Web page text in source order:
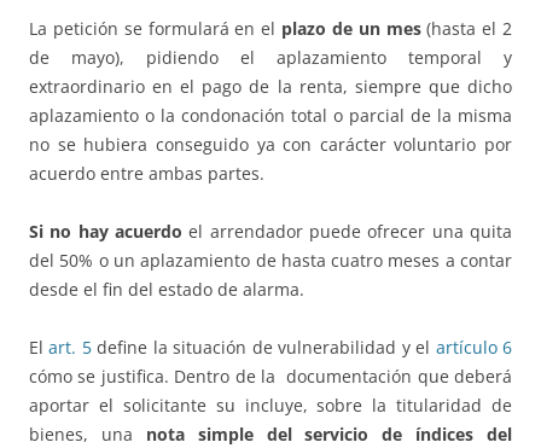
La petición se formulará en el plazo de un mes(hasta el 2
de mayo), pidiendo el aplazamiento temporal y
extraordinario en el pago de la renta, siempre que dicho
aplazamiento o la condonación total o parcial de la misma
no se hubiera conseguido ya con carácter voluntario por
acuerdo entre ambas partes.
Si no hay acuerdo el arrendador puede ofrecer una quita
del 50% o un aplazamiento de hasta cuatro meses a contar
desde el fin del estado de alarma.
Elart. 5define la situación de vulnerabilidad y el artículo 6
cómo se justifica. Dentro de la documentación que deberá
aportar el solicitante su incluye, sobre la titularidad de
bienes, una nota simple del servicio de índices del